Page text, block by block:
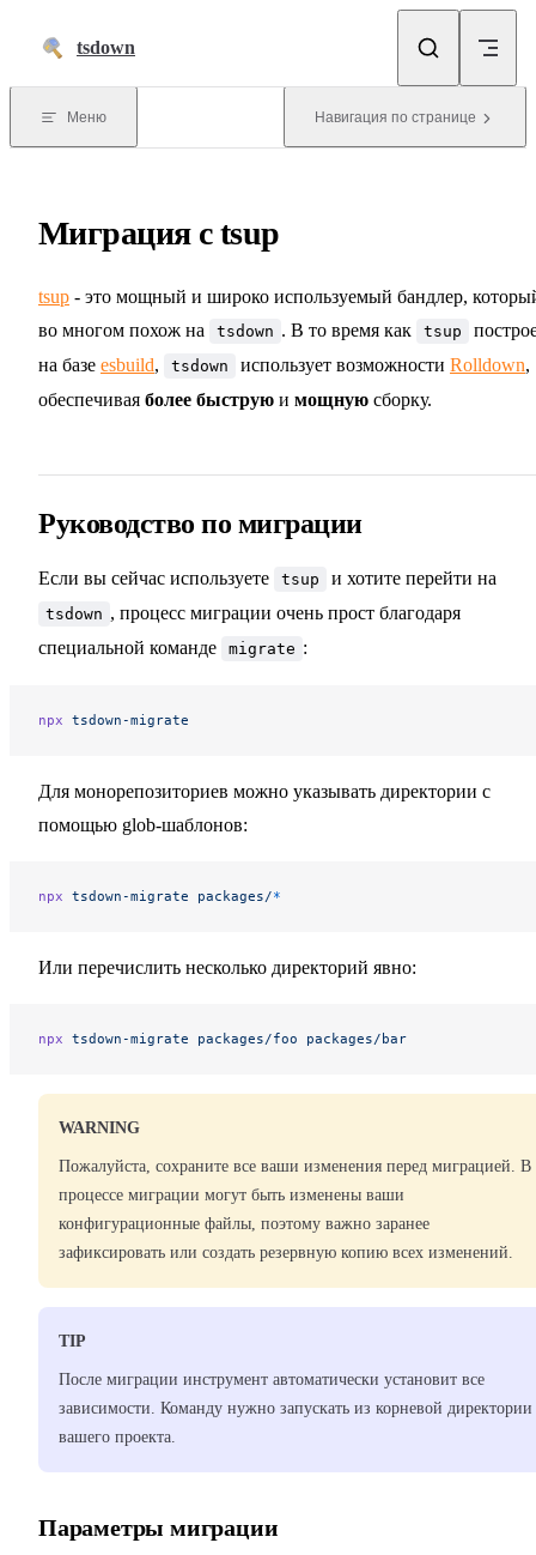
tsdown
Меню Навигация по странице
Миграция с tsup
tsup - это мощный и широко используемый бандлер,
во многом похож на
tsdown . В то время как tsup
на базе esbuild, tsdown использует возможности Rolldown,
обеспечивая более быструю и мощную сборку.
Руководство по миграции
Если вы сейчас используете tsup и хотите перейти на
tsdown , процесс миграции очень прост благодаря
специальной команде
migrate :
npx tsdown-migrate
Для монорепозиториев можно указывать директории с
помощью glob‑шаблонов:
npx tsdown-migrate packages/*
Или перечислить несколько директорий явно:
npx tsdown-migrate packages/foo packages/bar
WARNING
Пожалуйста, сохраните все ваши изменения перед миграцией. В
процессе миграции могут быть изменены ваши
конфигурационные файлы, поэтому важно заранее
зафиксировать или создать резервную копию всех изменений.
TIP
После миграции инструмент автоматически установит все
зависимости. Команду нужно запускать из корневой директории
вашего проекта.
Параметры миграции